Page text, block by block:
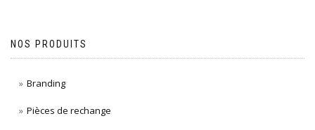
NOS PRODUITS
Branding
Pièces de rechange